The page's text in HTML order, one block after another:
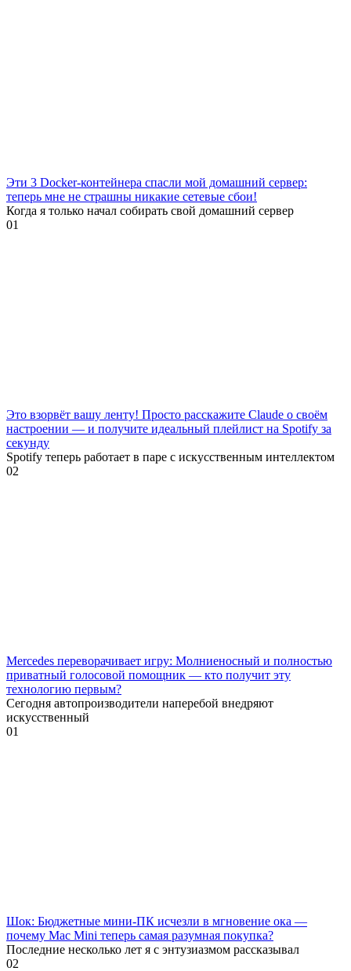
Эти 3 Docker-контейнера спасли мой домашний сервер:
теперь мне не страшны никакие сетевые сбои!
Когда я только начал собирать свой домашний сервер
01
Это взорвёт вашу ленту! Просто расскажите Claude о своём
настроении — и получите идеальный плейлист на Spotify за
секунду
Spotify теперь работает в паре с искусственным интеллектом
02
Mercedes переворачивает игру: Молниеносный и полностью
приватный голосовой помощник — кто получит эту
технологию первым?
Сегодня автопроизводители наперебой внедряют
искусственный
01
Шок: Бюджетные мини-ПК исчезли в мгновение ока —
почему Mac Mini теперь самая разумная покупка?
Последние несколько лет я с энтузиазмом рассказывал
02